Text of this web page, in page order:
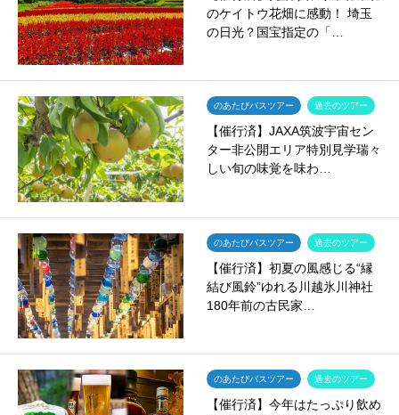
のケイトウ花畑に感動！ 埼玉
の日光？国宝指定の「…
のあたびバスツアー 過去のツアー
【催行済】JAXA筑波宇宙セン
ター非公開エリア特別見学瑞々
しい旬の味覚を味わ…
のあたびバスツアー 過去のツアー
【催行済】初夏の風感じる“縁
結び風鈴”ゆれる川越氷川神社
180年前の古民家…
のあたびバスツアー 過去のツアー
【催行済】今年はたっぷり飲め